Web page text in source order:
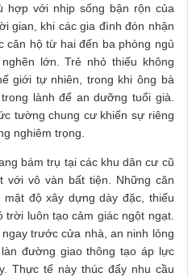
hợp với nhịp sống bận rộn của
gian, khi các gia đình đón nhận
căn hộ từ hai đến ba phòng ngủ
lớn. Trẻ nhỏ thiếu không
giới tự nhiên, trong khi ông bà
lành để an dưỡng tuổi già.
tường chung cư khiến sự riêng
nghiêm trọng.
bám trụ tại các khu dân cư cũ
với vô vàn bất tiện. Những căn
độ xây dựng dày đặc, thiếu
luôn tạo cảm giác ngột ngạt.
trước cửa nhà, an ninh lỏng
đường giao thông tạo áp lực
Thực tế này thúc đẩy nhu cầu